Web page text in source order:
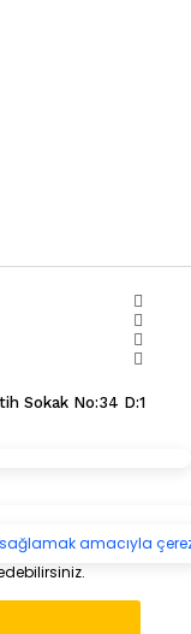
Sokak No:34 D:1
amacıyla